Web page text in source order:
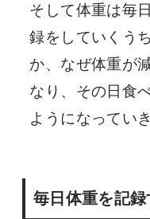
そして体重は毎
録をしていくう
か、なぜ体重が
なり、その日食
ようになってい
毎日体重を記録